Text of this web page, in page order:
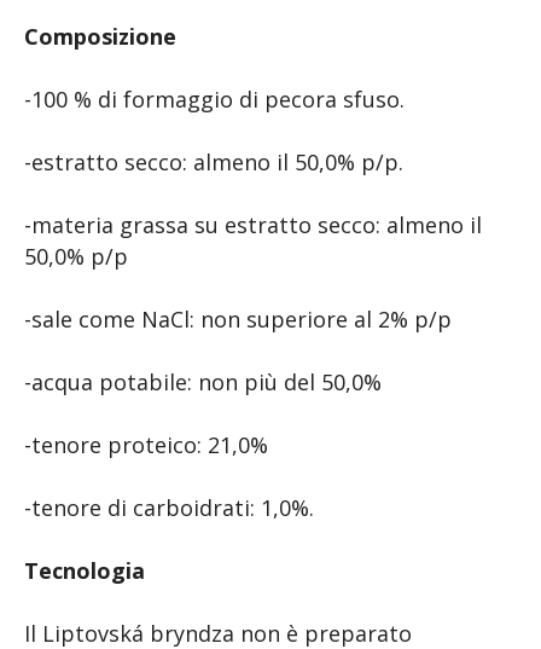
Composizione
-100 % di formaggio di pecora sfuso.
-estratto secco: almeno il 50,0% p/p.
-materia grassa su estratto secco: almeno il
50,0% p/p
-sale come NaCl: non superiore al 2% p/p
-acqua potabile: non più del 50,0%
-tenore proteico: 21,0%
-tenore di carboidrati: 1,0%.
Tecnologia
Il Liptovská bryndza non è preparato